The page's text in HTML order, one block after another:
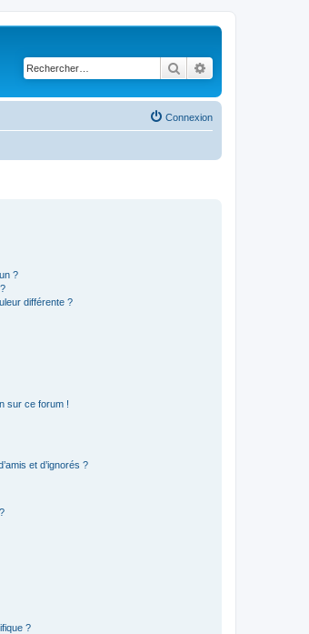
Rechercher
Connexion
?
différente ?
sur ce forum !
et d’ignorés ?
?